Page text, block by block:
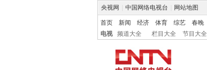
央视网 中国网络电视台 网站地图
首页 新闻 经济 体育 综艺 春晚
电视
频道大全 栏目大全 节目大全